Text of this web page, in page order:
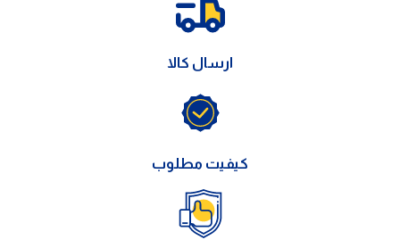
ارسال کالا
کیفیت مطلوب